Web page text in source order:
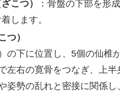
こつ）
：骨盤の下部を形
します。
つ）
の下に位置し、5個の仙椎
左右の寛骨をつなぎ、上
姿勢の乱れと密接に関係